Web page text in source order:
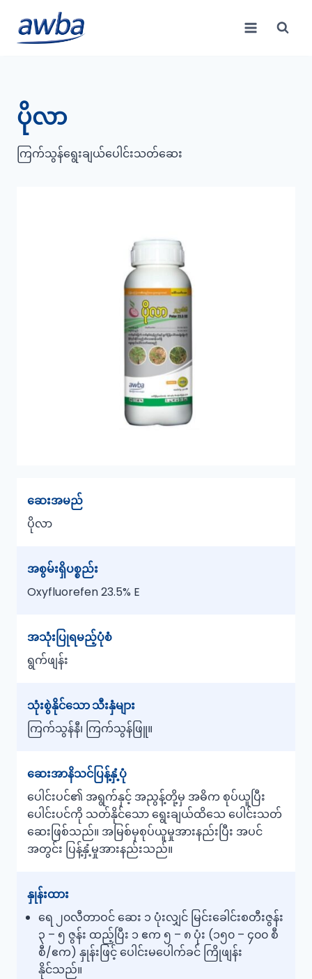
content
ပိုလာ
ကြက်သွန်ရွေးချယ်ပေါင်းသတ်ဆေး
ဆေးအမည်
ပိုလာ
အစွမ်းရှိပစ္စည်း
Oxyfluorefen 23.5% E
အသုံးပြုရမည့်ပုံစံ
ရွက်ဖျန်း
သုံးစွဲနိုင်သော သီးနှံများ
ကြက်သွန်နီ၊ ကြက်သွန်ဖြူ။
ဆေးအာနိသင်ပြန့်နှံ့ပုံ
ပေါင်းပင်၏ အရွက်နှင့် အညွန့်တို့မှ အဓိက စုပ်ယူပြီး
ပေါင်းပင်ကို သတ်နိုင်သော ရွေးချယ်ထိသေ ပေါင်းသတ်
ဆေးဖြစ်သည်။ အမြစ်မှစုပ်ယူမှုအားနည်းပြီး အပင်
အတွင်း ပြန့်နှံ့မှုအားနည်းသည်။
နှုန်းထား
ရေ ၂၀လီတာဝင် ဆေး ၁ ပုံးလျှင် မြင်းခေါင်းစတီးဇွန်း
၃ – ၅ ဇွန်း ထည့်ပြီး ၁ ဧက ၅ – ၈ ပုံး (၁၅၀ – ၄၀၀ စီ
စီ/ဧက) နှုန်းဖြင့် ပေါင်းမပေါက်ခင် ကြိုဖျန်း
နိုင်သည်။